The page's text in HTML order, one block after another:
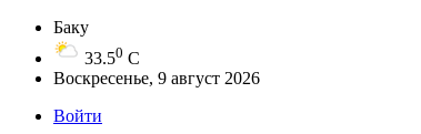
Баку
33.50 C
Воскресенье, 9 август 2026
Войти